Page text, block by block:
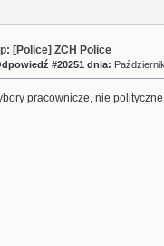
[Police] ZCH Police
#20251 dnia:
pracownicze, nie